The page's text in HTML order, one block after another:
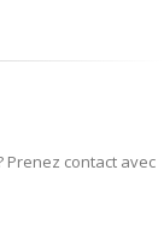
contact avec